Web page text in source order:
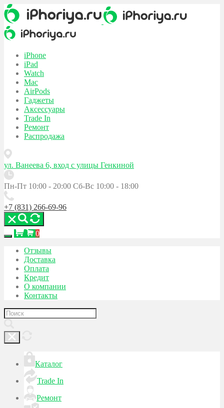
iPhone
iPad
Watch
Mac
AirPods
Гаджеты
Аксессуары
Trade In
Ремонт
Распродажа
ул. Ванеева 6, вход с улицы Генкиной
Пн-Пт 10:00 - 20:00 Сб-Вс 10:00 - 18:00
+7 (831) 266-69-96
0
Отзывы
Доставка
Оплата
Кредит
О компании
Контакты
Каталог
Trade In
Ремонт